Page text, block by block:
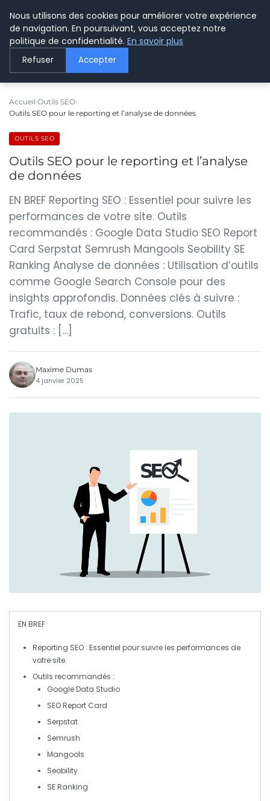
LE WEBMARKETING
Accueil Outils SEO
Outils SEO pour le reporting et l’analyse de données
OUTILS SEO
Outils SEO pour le reporting et l’analyse
de données
EN BREF Reporting SEO : Essentiel pour suivre les
performances de votre site. Outils
recommandés : Google Data Studio SEO Report
Card Serpstat Semrush Mangools Seobility SE
Ranking Analyse de données : Utilisation d’outils
comme Google Search Console pour des
insights approfondis. Données clés à suivre :
Trafic, taux de rebond, conversions. Outils
gratuits : […]
Maxime Dumas
4 janvier 2025
EN BREF
Reporting SEO : Essentiel pour suivre les performances de
votre site.
Outils recommandés :
Google Data Studio
SEO Report Card
Serpstat
Semrush
Mangools
Seobility
SE Ranking
Nous utilisons des cookies pour améliorer votre expérience
de navigation. En poursuivant, vous acceptez notre
politique de confidentialité. En savoir plus
Refuser Accepter